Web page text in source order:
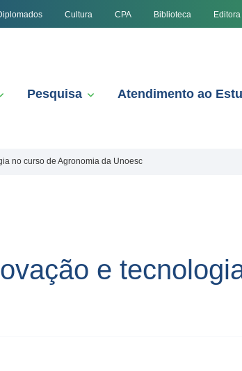
Cultura CPA Biblioteca Editora
Pesquisa Atendimento ao
no curso de Agronomia da Unoesc
e